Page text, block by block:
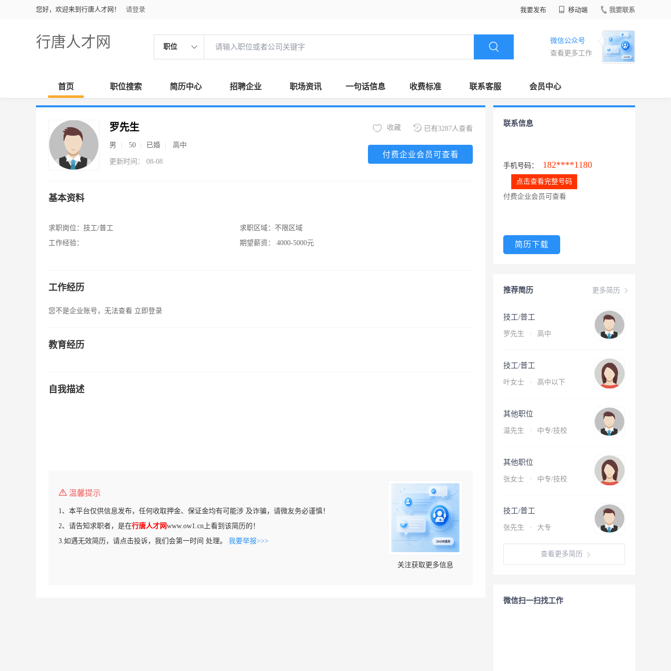
您好，欢迎来到行唐人才网！ 请登录 我要发布 移动端 我要联系
行唐人才网 职位
微信公众号
查看更多工作
首页 职位搜索 简历中心 招聘企业 职场资讯 一句话信息 收费标准 联系客服 会员中心
罗先生
男 50 已婚 高中
更新时间： 08-08
已有3287人查看
收藏
付费企业会员可查看
基本资料
求职岗位： 技工/普工
工作经验：
求职区域： 不限区域
期望薪资：
4000-5000元
工作经历
您不是企业账号，无法查看 立即登录
教育经历
自我描述
温馨提示
1、本平台仅供信息发布，任何收取押金、保证金均有可能涉 及诈骗，请微友务必谨慎！
2、请告知求职者，是在行唐人才网www.ow1.cn上看到该简历的！
3.如遇无效简历，请点击投诉，我们会第一时间 处理。 我要举报>>>
关注获取更多信息
联系信息
手机号码： 182****1180
点击查看完整号码
付费企业会员可查看
简历下载
更多简历
推荐简历
技工/普工
罗先生 · 高中
技工/普工
叶女士 · 高中以下
其他职位
温先生 · 中专/技校
其他职位
张女士 · 中专/技校
技工/普工
张先生 · 大专
查看更多简历
微信扫一扫找工作